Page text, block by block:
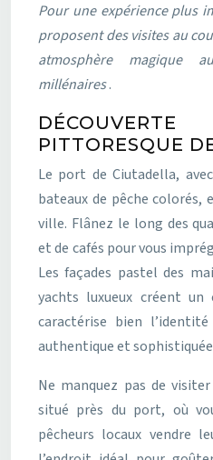
Pour une expérience plus
proposent des visites au
atmosphère magique
millénaires.
PITTORESQUE
Le port de Ciutadella,
bateaux de pêche
ville. Flânez le long des
et de cafés pour vous
Les façades pastel des
yachts luxueux créent un
caractérise bien
authentique et
Ne manquez pas de
situé près du port, où
pêcheurs locaux vendre